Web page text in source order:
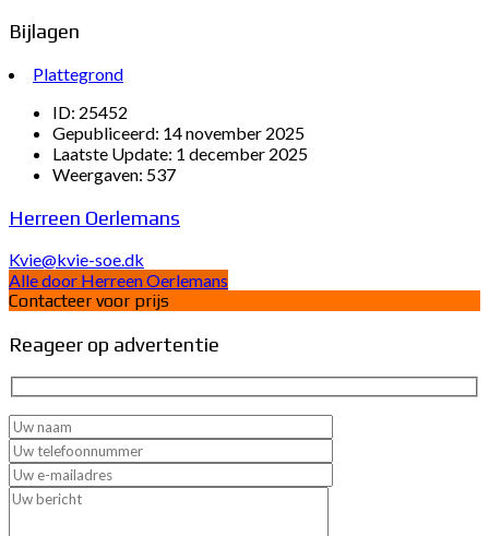
Bijlagen
Plattegrond
ID: 25452
Gepubliceerd: 14 november 2025
Laatste Update: 1 december 2025
Weergaven: 537
Herreen Oerlemans
Kvie@kvie-soe.dk
Alle door Herreen Oerlemans
Contacteer voor prijs
Reageer op advertentie